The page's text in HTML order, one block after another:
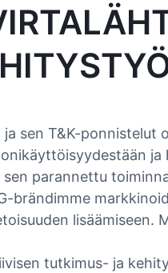
sen T&K-
parannettu
brändimme
lisäämiseen.
tutkimus- ja